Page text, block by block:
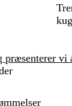
præsenterer vi